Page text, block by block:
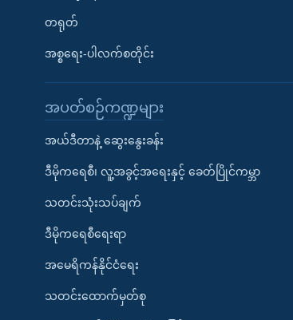
တရုတ်
အစ္စရေး-ပါလက်စတိုင်း
အပတ်စဉ်ကဏ္ဍများ
အယ်ဒီတာနဲ့ ဆွေးနွေးခန်း
ဒီမိုကရေစီ၊ လူ့အခွင့်အရေးနှင့် ခေတ်ပြိုင်ကမ္ဘာ
သတင်းသုံးသပ်ချက်
ဒီမိုကရေစီရေးရာ
အမေရိကန်နိုင်ငံရေး
သတင်းထောက်မှတ်စု